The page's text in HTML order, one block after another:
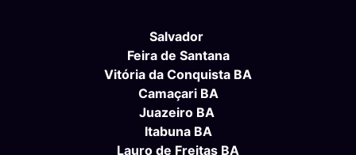
Salvador
Feira de Santana
Vitória da Conquista BA
Camaçari BA
Juazeiro BA
Itabuna BA
Lauro de Freitas BA